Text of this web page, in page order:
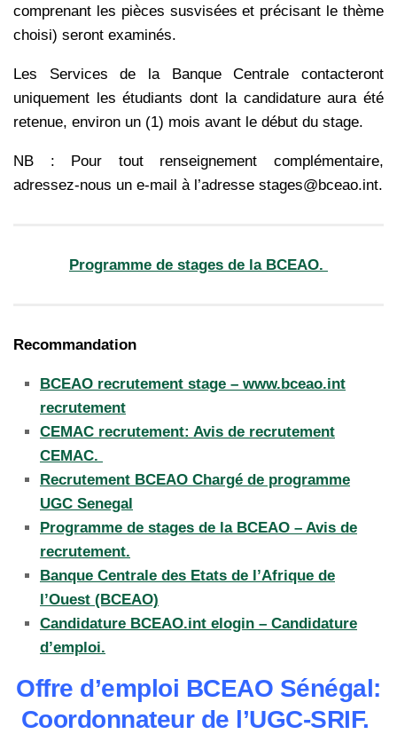
comprenant les pièces susvisées et précisant le thème
choisi) seront examinés.
Les Services de la Banque Centrale contacteront
uniquement les étudiants dont la candidature aura été
retenue, environ un (1) mois avant le début du stage.
NB : Pour tout renseignement complémentaire,
adressez-nous un e-mail à l’adresse stages@bceao.int.
Programme de stages de la BCEAO.
Recommandation
BCEAO recrutement stage – www.bceao.int
recrutement
CEMAC recrutement: Avis de recrutement
CEMAC.
Recrutement BCEAO Chargé de programme
UGC Senegal
Programme de stages de la BCEAO – Avis de
recrutement.
Banque Centrale des Etats de l’Afrique de
l’Ouest (BCEAO)
Candidature BCEAO.int elogin – Candidature
d’emploi.
Offre d’emploi BCEAO Sénégal:
Coordonnateur de l’UGC-SRIF.